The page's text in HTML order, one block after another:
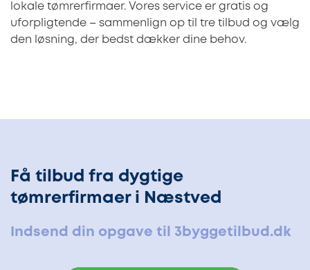
lokale tømrerfirmaer. Vores service er gratis og
uforpligtende – sammenlign op til tre tilbud og vælg
den løsning, der bedst dækker dine behov.
Få tilbud fra dygtige
tømrerfirmaer i Næstved
Indsend din opgave til 3byggetilbud.dk